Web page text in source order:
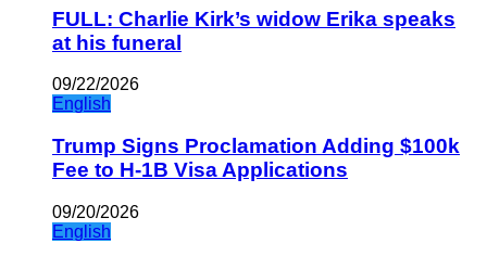
FULL: Charlie Kirk’s widow Erika speaks
at his funeral
09/22/2026
English
Trump Signs Proclamation Adding $100k
Fee to H-1B Visa Applications
09/20/2026
English